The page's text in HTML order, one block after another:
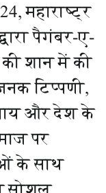
महाराष्ट्र
पैगंबर-ए-
शान में की
टिप्पणी,
और देश के
पर
के साथ